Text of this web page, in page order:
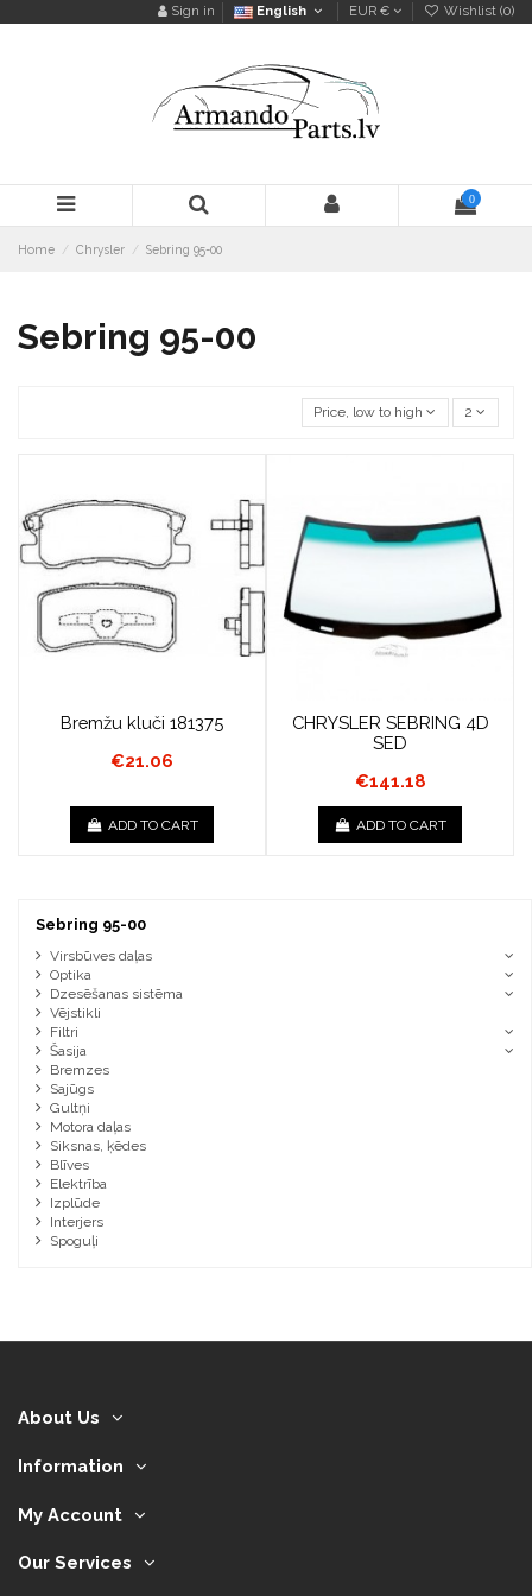
Sign in English EUR € Wishlist (0)
0
Home Chrysler Sebring 95-00
Sebring 95-00
Price, low to high 2
Bremžu kluči 181375
€21.06
ADD TO CART
CHRYSLER SEBRING 4D
SED
€141.18
ADD TO CART
Sebring 95-00
Virsbūves daļas
Optika
Dzesēšanas sistēma
Vējstikli
Filtri
Šasija
Bremzes
Sajūgs
Gultņi
Motora daļas
Siksnas, ķēdes
Blīves
Elektrība
Izplūde
Interjers
Spoguļi
About Us
Information
My Account
Our Services